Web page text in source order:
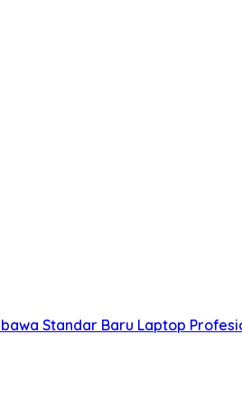
Standar Baru Laptop